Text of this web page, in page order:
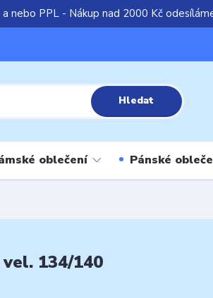
nebo PPL - Nákup nad 2000 Kč
Hledat
oblečení Pánské
134/140